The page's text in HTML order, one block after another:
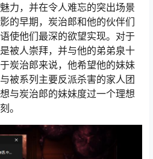
力，并在令人难忘的突出场景
的早期，炭治郎和他的伙伴们
使他们最深的欲望实现。对于
被人崇拜，并与他的弟弟泉十
炭治郎来说，他希望他的妹妹
被系列主要反派杀害的家人团
与炭治郎的妹妹度过一个理想
。